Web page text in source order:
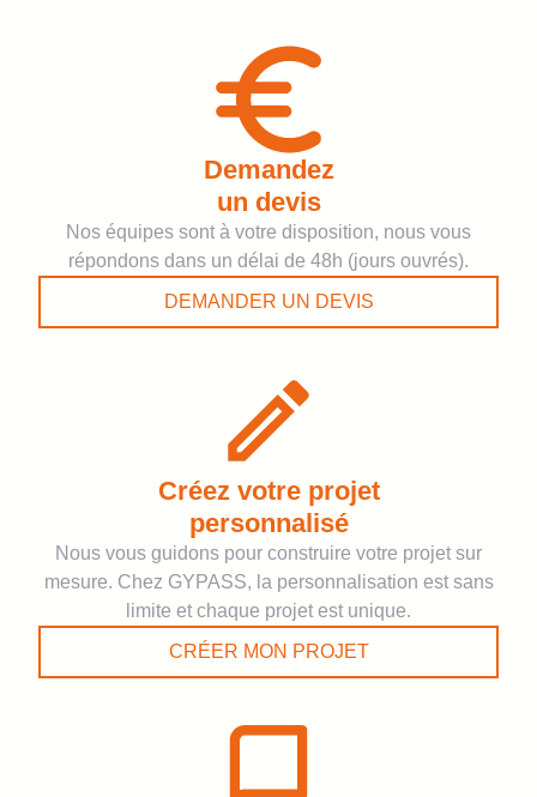
Demandez
un devis
Nos équipes sont à votre disposition, nous vous
répondons dans un délai de 48h (jours ouvrés).
DEMANDER UN DEVIS
Créez votre projet
personnalisé
Nous vous guidons pour construire votre projet sur
mesure. Chez GYPASS, la personnalisation est sans
limite et chaque projet est unique.
CRÉER MON PROJET